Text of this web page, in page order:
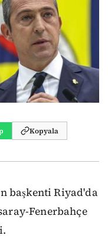
Kopyala
başkenti Riyad'da
Fenerbahçe